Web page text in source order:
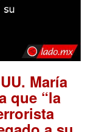
María
que “la